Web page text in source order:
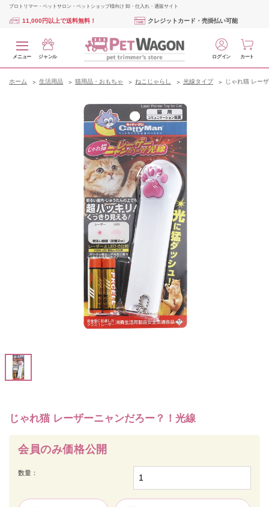
プロトリマー・ペットサロン・ペットショップ様向け 卸・仕入れ・通販サイト
11,000円以上で送料無料！ クレジットカード・売掛払い可能
メニュー ジャンル ログイン カート
ホーム 生活用品 猫用品・おもちゃ ねこじゃらし 光線タイプ じゃれ猫 レー
じゃれ猫 レーザーニャンだろー？！光線
会員のみ価格公開
数量：